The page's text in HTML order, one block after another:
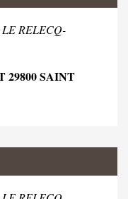
LE RELECQ-
29800 SAINT